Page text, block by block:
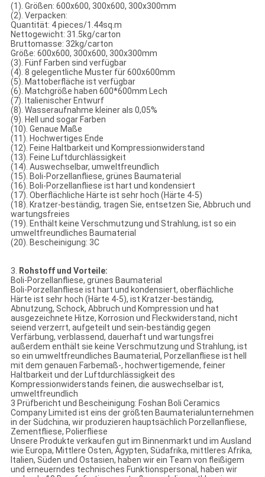
(1). Größen: 600x600, 300x600, 300x300mm
(2). Verpacken:
Quantität: 4 pieces/1.44sq.m
Nettogewicht: 31.5kg/carton
Bruttomasse: 32kg/carton
Größe: 600x600, 300x600, 300x300mm
(3). Fünf Farben sind verfügbar
(4). 8 gelegentliche Muster für 600x600mm
(5). Mattoberfläche ist verfügbar
(6). Matchgröße haben 600*600mm Lech
(7). Italienischer Entwurf
(8). Wasseraufnahme kleiner als 0,05%
(9). Hell und sogar Farben
(10). Genaue Maße
(11). Hochwertiges Ende
(12). Feine Haltbarkeit und Kompressionwiderstand
(13). Feine Luftdurchlässigkeit
(14). Auswechselbar, umweltfreundlich
(15). Boli-Porzellanfliese, grünes Baumaterial
(16). Boli-Porzellanfliese ist hart und kondensiert
(17). Oberflächliche Härte ist sehr hoch (Härte 4-5)
(18). Kratzer-beständig, tragen Sie, entsetzen Sie, Abbruch und
wartungsfreies
(19). Enthält keine Verschmutzung und Strahlung, ist so ein
umweltfreundliches Baumaterial
(20). Bescheinigung: 3C
3. Rohstoff und Vorteile:
Boli-Porzellanfliese, grünes Baumaterial
Boli-Porzellanfliese ist hart und kondensiert, oberflächliche
Härte ist sehr hoch (Härte 4-5), ist Kratzer-beständig,
Abnutzung, Schock, Abbruch und Kompression und hat
ausgezeichnete Hitze, Korrosion und Fleckwiderstand, nicht
seiend verzerrt, aufgeteilt und sein-beständig gegen
Verfärbung, verblassend, dauerhaft und wartungsfrei
außerdem enthält sie keine Verschmutzung und Strahlung, ist
so ein umweltfreundliches Baumaterial, Porzellanfliese ist hell
mit dem genauen Farbemaß-, hochwertigemende, feiner
Haltbarkeit und der Luftdurchlässigkeit des
Kompressionwiderstands feinen, die auswechselbar ist,
umweltfreundlich
3 Prüfbericht und Bescheinigung: Foshan Boli Ceramics
Company Limited ist eins der größten Baumaterialunternehmen
in der Südchina, wir produzieren hauptsächlich Porzellanfliese,
Zementfliese, Polierfliese
Unsere Produkte verkaufen gut im Binnenmarkt und im Ausland
wie Europa, Mittlere Osten, Ägypten, Südafrika, mittleres Afrika,
Italien, Süden und Ostasien, haben wir ein Team von fleißigem
und erneuerndes technisches Funktionspersonal, haben wir